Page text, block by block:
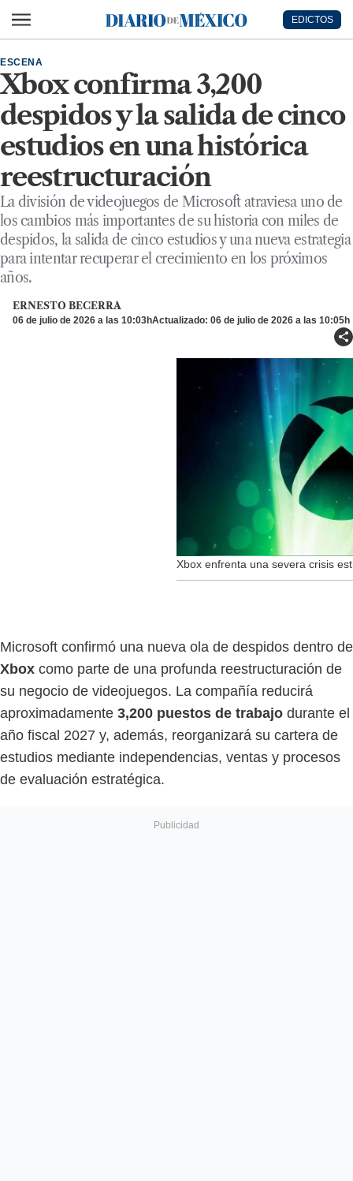
Diario de México
EDICTOS
Xbox confirma 3,200
despidos y la salida de cinco
estudios en una histórica
reestructuración
ESCENA
La división de videojuegos de Microsoft atraviesa uno de
los cambios más importantes de su historia con miles de
despidos, la salida de cinco estudios y una nueva estrategia
para intentar recuperar el crecimiento en los próximos
años.
ERNESTO BECERRA
06 de julio de 2026 a las 10:03hActualizado: 06 de julio de 2026 a las 10:05h
Xbox enfrenta una severa crisis
Microsoft confirmó una nueva ola de despidos dentro de
Xbox como parte de una profunda reestructuración de
su negocio de videojuegos. La compañía reducirá
aproximadamente 3,200 puestos de trabajo durante el
año fiscal 2027 y, además, reorganizará su cartera de
estudios mediante independencias, ventas y procesos
de evaluación estratégica.